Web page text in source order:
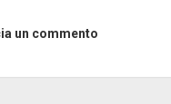
un commento